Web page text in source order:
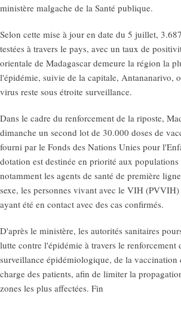
ministère malgache de la Santé publique.
Selon cette mise à jour en date du 5 juillet,
testées à travers le pays, avec un taux de
orientale de Madagascar demeure la région la
l'épidémie, suivie de la capitale, Antananarivo,
virus reste sous étroite surveillance.
Dans le cadre du renforcement de la riposte,
dimanche un second lot de 30.000 doses de
fourni par le Fonds des Nations Unies pour
dotation est destinée en priorité aux populations
notamment les agents de santé de première
sexe, les personnes vivant avec le VIH (PVVIH)
ayant été en contact avec des cas confirmés.
D'après le ministère, les autorités sanitaires
lutte contre l'épidémie à travers le renforcement
surveillance épidémiologique, de la vaccination
charge des patients, afin de limiter la
zones les plus affectées. Fin